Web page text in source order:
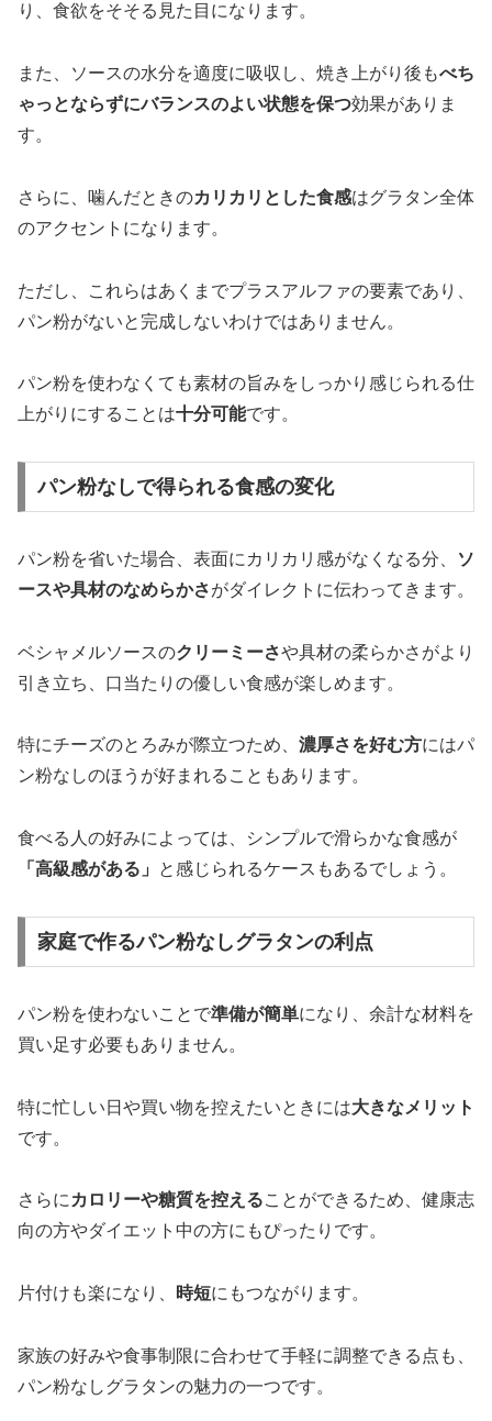
り、食欲をそそる見た目になります。
また、ソースの水分を適度に吸収し、焼き上がり後もべち
ゃっとならずにバランスのよい状態を保つ効果がありま
す。
さらに、噛んだときのカリカリとした食感はグラタン全体
のアクセントになります。
ただし、これらはあくまでプラスアルファの要素であり、
パン粉がないと完成しないわけではありません。
パン粉を使わなくても素材の旨みをしっかり感じられる仕
上がりにすることは十分可能です。
パン粉なしで得られる食感の変化
パン粉を省いた場合、表面にカリカリ感がなくなる分、
ソ
ースや具材のなめらかさがダイレクトに伝わってきます。
ベシャメルソースのクリーミーさや具材の柔らかさがより
引き立ち、口当たりの優しい食感が楽しめます。
特にチーズのとろみが際立つため、 濃厚さを好む方にはパ
ン粉なしのほうが好まれることもあります。
食べる人の好みによっては、シンプルで滑らかな食感が
「高級感がある」
と感じられるケースもあるでしょう。
家庭で作るパン粉なしグラタンの利点
パン粉を使わないことで準備が簡単になり、余計な材料を
買い足す必要もありません。
特に忙しい日や買い物を控えたいときには大きなメリット
です。
さらにカロリーや糖質を控えることができるため、健康志
向の方やダイエット中の方にもぴったりです。
片付けも楽になり、 時短にもつながります。
家族の好みや食事制限に合わせて手軽に調整できる点も、
パン粉なしグラタンの魅力の一つです。